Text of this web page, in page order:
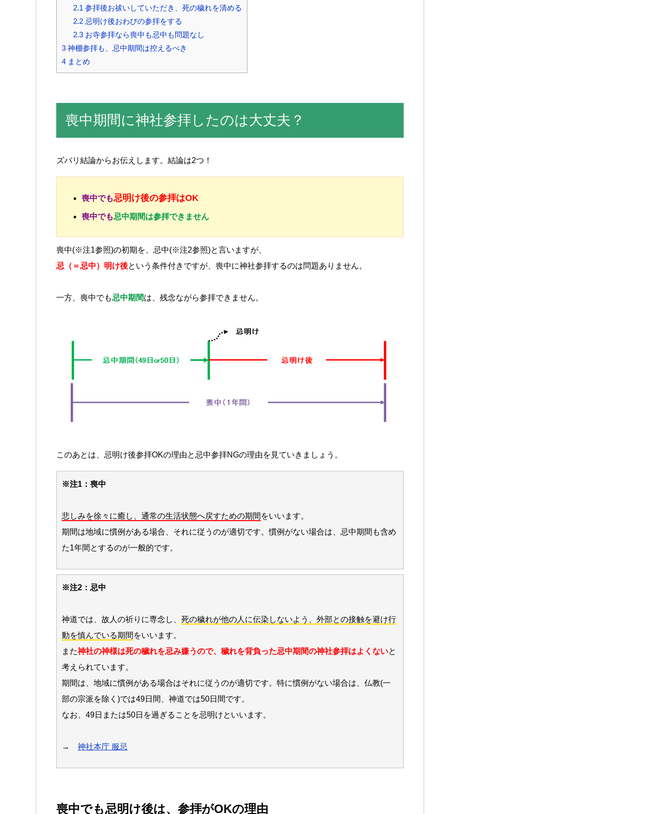
2.1 参拝後お祓いしていただき、死の穢れを清める
2.2忌明け後おわびの参拝をする
2.3お寺参拝なら喪中も忌中も問題なし
3 神棚参拝も、忌中期間は控えるべき
4 まとめ
喪中期間に神社参拝したのは大丈夫？
ズバリ結論からお伝えします。結論は2つ！
喪中でも忌明け後の参拝はOK
喪中でも忌中期間は参拝できません
喪中(※注1参照)の初期を、忌中(※注2参照)と言いますが、
忌（＝忌中）明け後という条件付きですが、喪中に神社参拝するのは問題ありません。
一方、喪中でも忌中期間は、残念ながら参拝できません。
このあとは、忌明け後参拝OKの理由と忌中参拝NGの理由を見ていきましょう。
※注1：喪中
悲しみを徐々に癒し、通常の生活状態へ戻すための期間 をいいます。
期間は地域に慣例がある場合、それに従うのが適切です。慣例がない場合は、忌中期間も含め
た1年間とするのが一般的です。
※注2：忌中
神道では、故人の祈りに専念し、 死の穢れが他の人に伝染しないよう、外部との接触を避け行
動を慎んでいる期間 をいいます。
また神社の神様は死の穢れを忌み嫌うので、穢れを背負った忌中期間の神社参拝はよくないと
考えられています。
期間は、地域に慣例がある場合はそれに従うのが適切です。特に慣例がない場合は、仏教(一
部の宗派を除く)では49日間、神道では50日間です。
なお、49日または50日を過ぎることを忌明けといいます。
→ 神社本庁 服忌
喪中でも忌明け後は、参拝がOKの理由